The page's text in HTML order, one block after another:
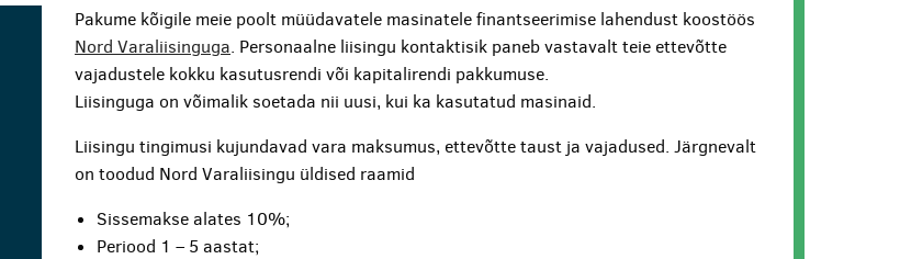
Pakume kõigile meie poolt müüdavatele masinatele finantseerimise lahendust koostöös
Nord Varaliisinguga. Personaalne liisingu kontaktisik paneb vastavalt teie ettevõtte
vajadustele kokku kasutusrendi või kapitalirendi pakkumuse.
Liisinguga on võimalik soetada nii uusi, kui ka kasutatud masinaid.
Liisingu tingimusi kujundavad vara maksumus, ettevõtte taust ja vajadused. Järgnevalt
on toodud Nord Varaliisingu üldised raamid
Sissemakse alates 10%;
Periood 1 – 5 aastat;